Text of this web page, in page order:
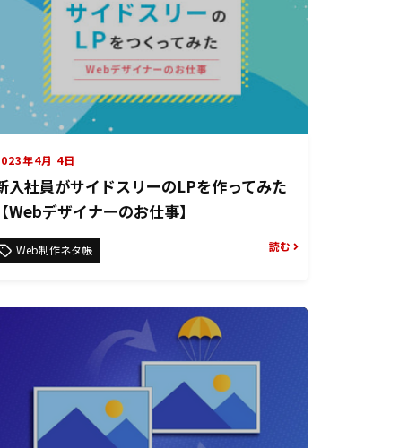
年4月 4日
入社員がサイドスリーのLPを作ってみた
【Webデザイナーのお仕事】
Web制作ネタ帳 読む